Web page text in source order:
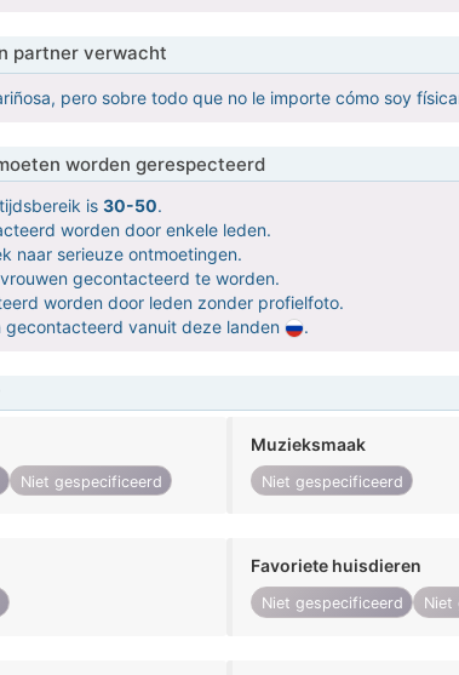
partner verwacht
pero sobre todo que no le importe cómo soy
worden gerespecteerd
is 30-50.
worden door enkele leden.
naar serieuze ontmoetingen.
gecontacteerd te worden.
worden door leden zonder profielfoto.
gecontacteerd vanuit deze landen
.
Niet gespecificeerd
Muzieksmaak
Niet gespecificeerd
Favoriete huisdieren
Niet gespecificeerd Niet